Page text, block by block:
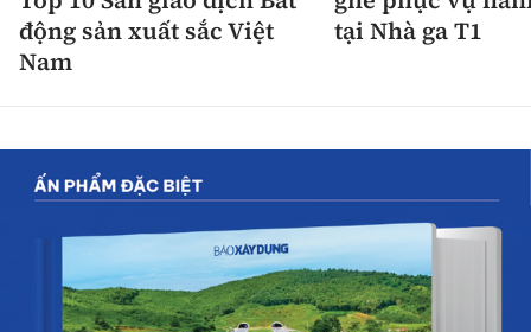
động sản xuất sắc Việt
Nam
tại Nhà ga T1